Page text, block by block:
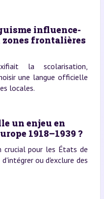
influence-
frontalières
la scolarisation,
une langue officielle
locales.
un enjeu en
1918–1939 ?
crucial pour les États de
ou d'exclure des